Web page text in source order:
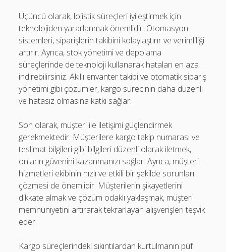
Üçüncü olarak, lojistik süreçleri iyileştirmek için
teknolojiden yararlanmak önemlidir. Otomasyon
sistemleri, siparişlerin takibini kolaylaştırır ve verimliliği
artırır. Ayrıca, stok yönetimi ve depolama
süreçlerinde de teknoloji kullanarak hataları en aza
indirebilirsiniz. Akıllı envanter takibi ve otomatik sipariş
yönetimi gibi çözümler, kargo sürecinin daha düzenli
ve hatasız olmasına katkı sağlar.
Son olarak, müşteri ile iletişimi güçlendirmek
gerekmektedir. Müşterilere kargo takip numarası ve
teslimat bilgileri gibi bilgileri düzenli olarak iletmek,
onların güvenini kazanmanızı sağlar. Ayrıca, müşteri
hizmetleri ekibinin hızlı ve etkili bir şekilde sorunları
çözmesi de önemlidir. Müşterilerin şikayetlerini
dikkate almak ve çözüm odaklı yaklaşmak, müşteri
memnuniyetini artırarak tekrarlayan alışverişleri teşvik
eder.
Kargo süreçlerindeki sıkıntılardan kurtulmanın püf